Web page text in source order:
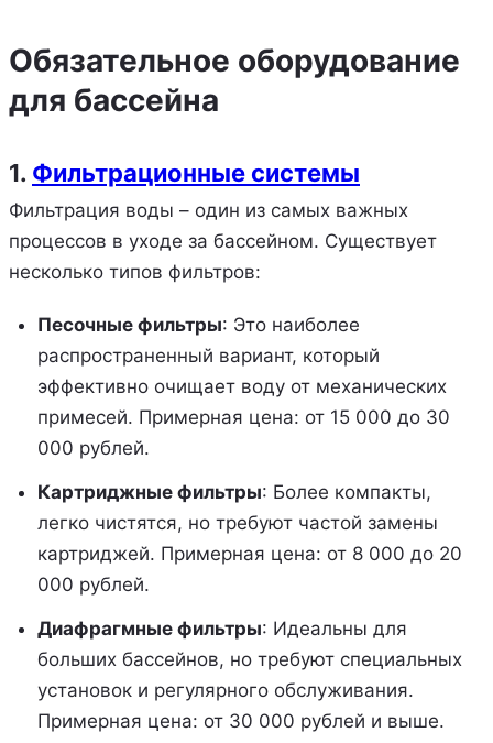
Обязательное оборудование
для бассейна
1. Фильтрационные системы
Фильтрация воды – один из самых важных
процессов в уходе за бассейном. Существует
несколько типов фильтров:
Песочные фильтры: Это наиболее
распространенный вариант, который
эффективно очищает воду от механических
примесей. Примерная цена: от 15 000 до 30
000 рублей.
Картриджные фильтры: Более компакты,
легко чистятся, но требуют частой замены
картриджей. Примерная цена: от 8 000 до 20
000 рублей.
Диафрагмные фильтры: Идеальны для
больших бассейнов, но требуют специальных
установок и регулярного обслуживания.
Примерная цена: от 30 000 рублей и выше.